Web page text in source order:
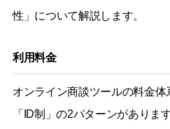
性」について解説します。
利用料金
オンライン商談ツールの料金体
「ID制」の2パターンがありま